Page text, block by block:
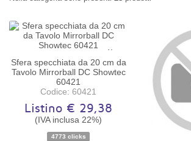
Disponibilità:Ordinabile
Sfera specchiata da 20 cm da
Tavolo Mirrorball DC Showtec
60421
Codice: 60421
Listino € 29,38
(IVA inclusa 22%)
4773 clicks